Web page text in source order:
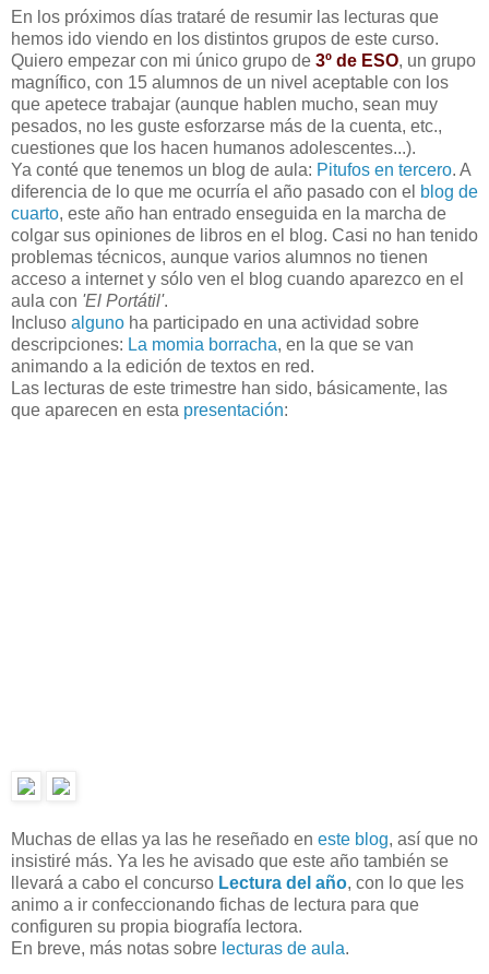
En los próximos días trataré de resumir las lecturas que
hemos ido viendo en los distintos grupos de este curso.
Quiero empezar con mi único grupo de 3º de ESO, un grupo
magnífico, con 15 alumnos de un nivel aceptable con los
que apetece trabajar (aunque hablen mucho, sean muy
pesados, no les guste esforzarse más de la cuenta, etc.,
cuestiones que los hacen humanos adolescentes...).
Ya conté que tenemos un blog de aula: Pitufos en tercero. A
diferencia de lo que me ocurría el año pasado con el blog de
cuarto, este año han entrado enseguida en la marcha de
colgar sus opiniones de libros en el blog. Casi no han tenido
problemas técnicos, aunque varios alumnos no tienen
acceso a internet y sólo ven el blog cuando aparezco en el
aula con 'El Portátil'.
Incluso alguno ha participado en una actividad sobre
descripciones: La momia borracha, en la que se van
animando a la edición de textos en red.
Las lecturas de este trimestre han sido, básicamente, las
que aparecen en esta presentación:
Muchas de ellas ya las he reseñado en este blog, así que no
insistiré más. Ya les he avisado que este año también se
llevará a cabo el concurso Lectura del año, con lo que les
animo a ir confeccionando fichas de lectura para que
configuren su propia biografía lectora.
En breve, más notas sobre lecturas de aula.